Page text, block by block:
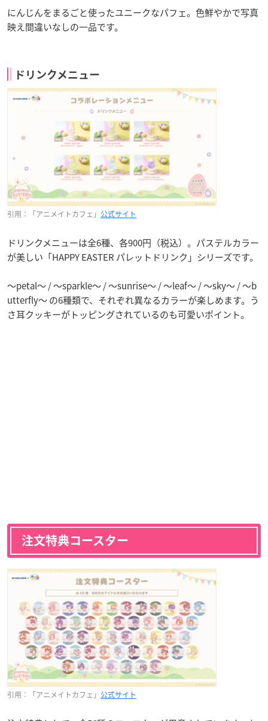
にんじんをまるごと使ったユニークなパフェ。色鮮やかで写真
映え間違いなしの一品です。
ドリンクメニュー
引用：「アニメイトカフェ」 公式サイト
ドリンクメニューは全6種、各900円（税込）。パステルカラー
が美しい「HAPPY EASTER パレットドリンク」シリーズです。
〜petal〜 / 〜sparkle〜 / 〜sunrise〜 / 〜leaf〜 / 〜sky〜 / 〜b
utterfly〜 の6種類で、それぞれ異なるカラーが楽しめます。う
さ耳クッキーがトッピングされているのも可愛いポイント。
注文特典コースター
引用：「アニメイトカフェ」 公式サイト